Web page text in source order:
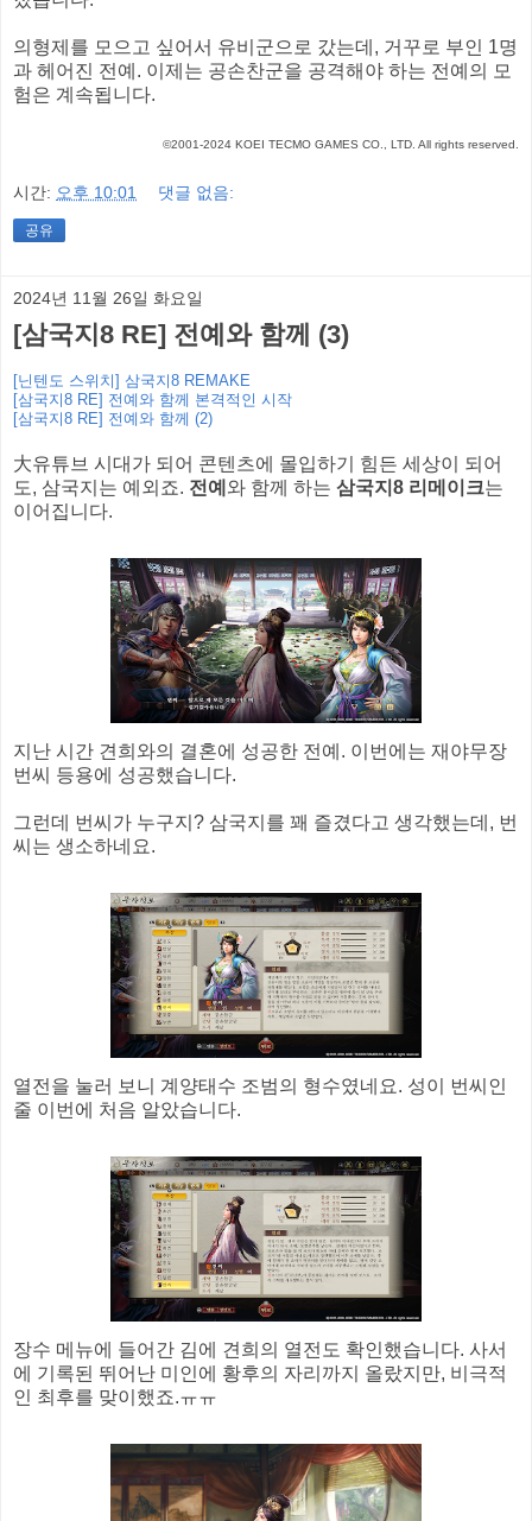
의형제를 모으고 싶어서 유비군으로 갔는데, 거꾸로 부인 1명
과 헤어진 전예. 이제는 공손찬군을 공격해야 하는 전예의 모
험은 계속됩니다.
©2001-2024 KOEI TECMO GAMES CO., LTD. All rights reserved.
시간: 오후 10:01 댓글 없음:
공유
2024년 11월 26일 화요일
[삼국지8 RE] 전예와 함께 (3)
[닌텐도 스위치] 삼국지8 REMAKE
[삼국지8 RE] 전예와 함께 본격적인 시작
[삼국지8 RE] 전예와 함께 (2)
大유튜브 시대가 되어 콘텐츠에 몰입하기 힘든 세상이 되어
도, 삼국지는 예외죠. 전예 와 함께 하는 삼국지8 리메이크는
이어집니다.
지난 시간 견희와의 결혼에 성공한 전예. 이번에는 재야무장
번씨 등용에 성공했습니다.
그런데 번씨가 누구지? 삼국지를 꽤 즐겼다고 생각했는데, 번
씨는 생소하네요.
열전을 눌러 보니 계양태수 조범의 형수였네요. 성이 번씨인
줄 이번에 처음 알았습니다.
장수 메뉴에 들어간 김에 견희의 열전도 확인했습니다. 사서
에 기록된 뛰어난 미인에 황후의 자리까지 올랐지만, 비극적
인 최후를 맞이했죠.ㅠㅠ